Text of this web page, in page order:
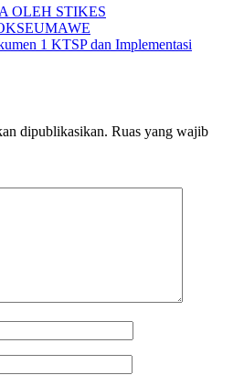
OLEH STIKES
1 KTSP dan Implementasi
dipublikasikan. Ruas yang wajib